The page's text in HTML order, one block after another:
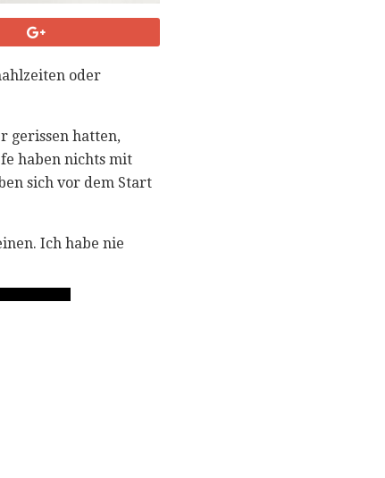
oder
gerissen hatten,
haben nichts mit
sich vor dem Start
Ich habe nie